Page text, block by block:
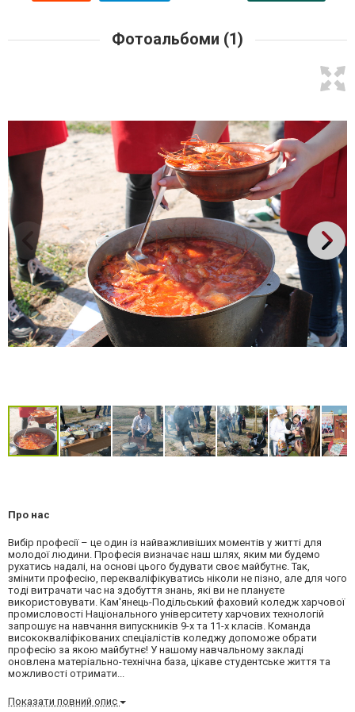
Фотоальбоми (1)
Про нас
Вибір професії – це один із найважливіших моментів у житті для
молодої людини. Професія визначає наш шлях, яким ми будемо
рухатись надалі, на основі цього будувати своє майбутнє. Так,
змінити професію, перекваліфікуватись ніколи не пізно, але для чого
тоді витрачати час на здобуття знань, які ви не плануєте
використовувати. Кам'янець-Подільський фаховий коледж харчової
промисловості Національного університету харчових технологій
запрошує на навчання випускників 9-х та 11-х класів. Команда
висококваліфікованих спеціалістів коледжу допоможе обрати
професію за якою майбутнє! У нашому навчальному закладі
оновлена матеріально-технічна база, цікаве студентське життя та
можливості отримати...
Показати повний опис